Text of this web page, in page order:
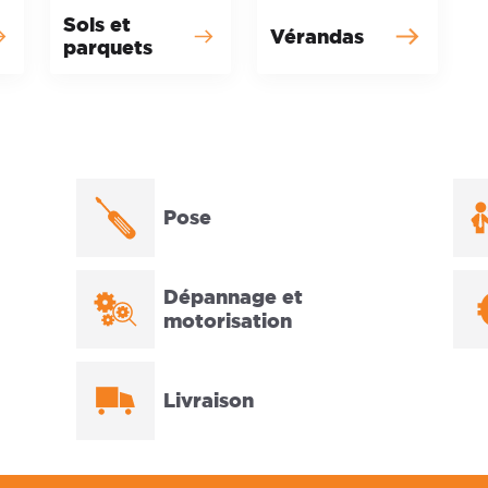
Sols et
parquets
Vérandas
Pose
Dépannage et
motorisation
Livraison